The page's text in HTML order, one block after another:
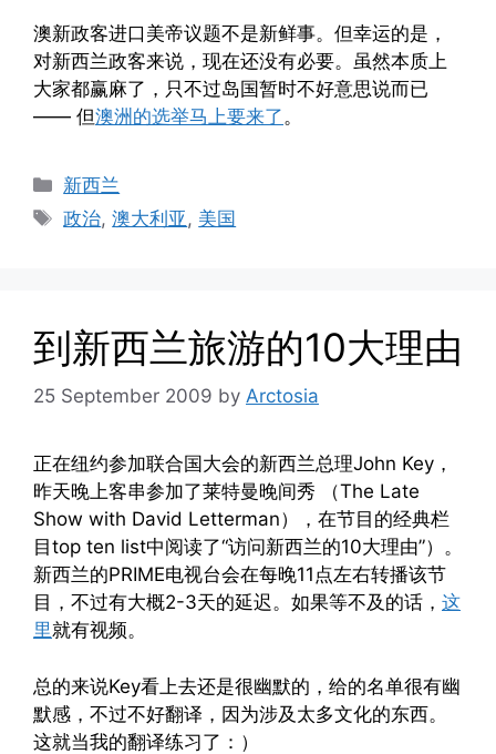
澳新政客进口美帝议题不是新鲜事。但幸运的是，
对新西兰政客来说，现在还没有必要。虽然本质上
大家都赢麻了，只不过岛国暂时不好意思说而已
—— 但澳洲的选举马上要来了 。
Categories
新西兰
Tags
政治,澳大利亚 , 美国
到新西兰旅游的10大理由
25 September 2009 by Arctosia
正在纽约参加联合国大会的新西兰总理John Key，
昨天晚上客串参加了莱特曼晚间秀 （The Late
Show with David Letterman），在节目的经典栏
目top ten list中阅读了“访问新西兰的10大理由”）。
新西兰的PRIME电视台会在每晚11点左右转播该节
目，不过有大概2-3天的延迟。如果等不及的话， 这
里就有视频。
总的来说Key看上去还是很幽默的，给的名单很有幽
默感，不过不好翻译，因为涉及太多文化的东西。
这就当我的翻译练习了：）